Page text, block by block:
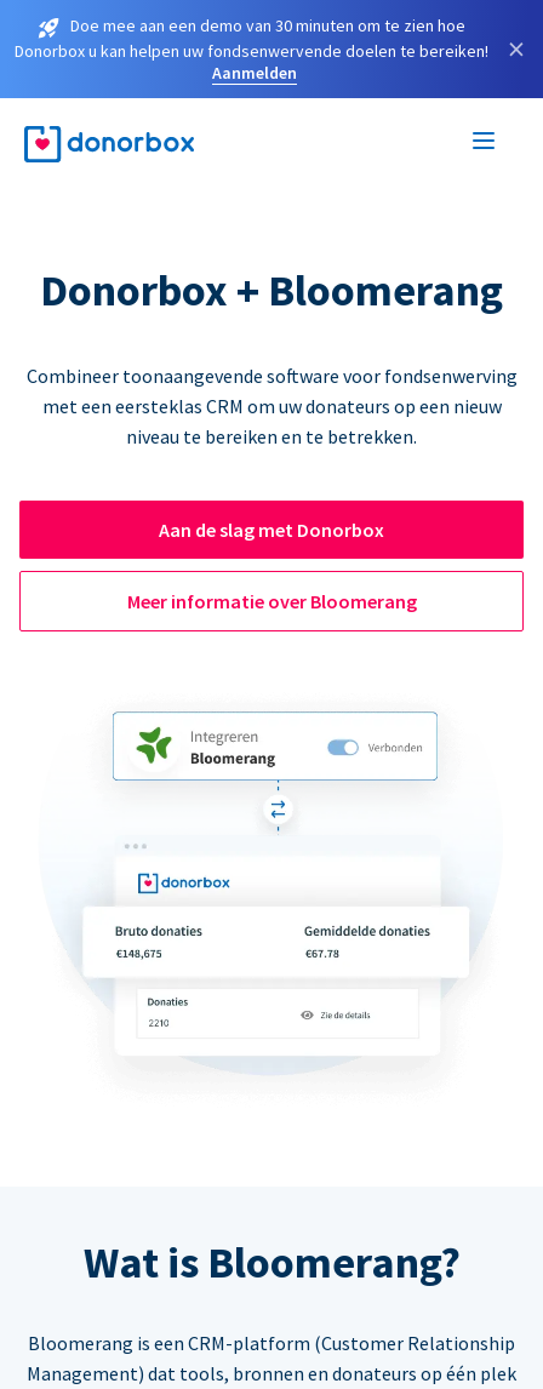
Doe mee aan een demo van 30 minuten om te zien hoe
Donorbox u kan helpen uw fondsenwervende doelen te bereiken!
Aanmelden
×
Donorbox + Bloomerang
Combineer toonaangevende software voor fondsenwerving
met een eersteklas CRM om uw donateurs op een nieuw
niveau te bereiken en te betrekken.
Aan de slag met Donorbox
Meer informatie over Bloomerang
Wat is Bloomerang?
Bloomerang is een CRM-platform (Customer Relationship
Management) dat tools, bronnen en donateurs op één plek